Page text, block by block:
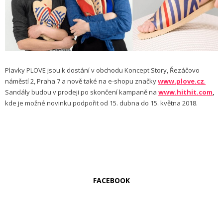
Plavky PLOVE jsou k dostání v obchodu Koncept Story, Řezáčovo
náměstí 2, Praha 7 a nově také na e-shopu značkywww.plove.cz.
Sandály budou v prodeji po skončení kampaně na www.hithit.com,
kde je možné novinku podpořit od 15. dubna do 15. května 2018.
FACEBOOK